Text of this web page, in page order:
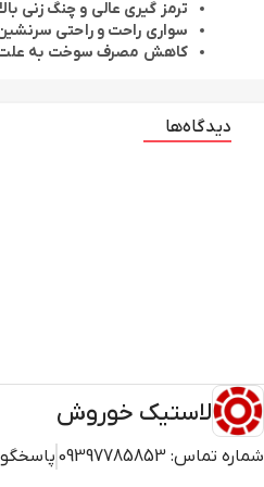
ترمز گیری عالی و چنگ زنی
سواری راحت و راحتی
کاهش مصرف سوخت به علت
دیدگاه‌ها
لاستیک خوروش
شماره تماس: 09397785853